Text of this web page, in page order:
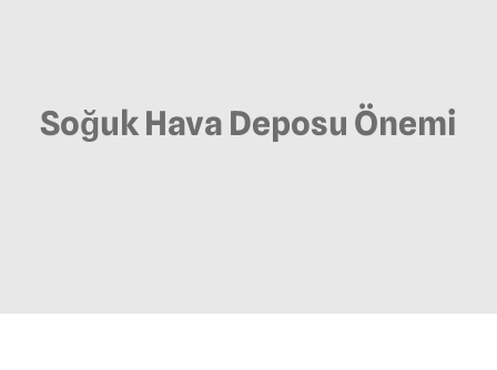
Soğuk Hava Deposu Önemi